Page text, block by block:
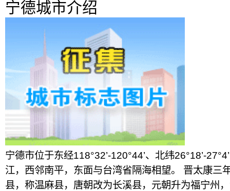
宁德城市介绍
宁德市位于东经118°32’-120°44’、北纬26°18’-
江，西邻南平，东面与台湾省隔海相望。 晋太康三
县，称温麻县，唐朝改为长溪县，元朝升为福宁州